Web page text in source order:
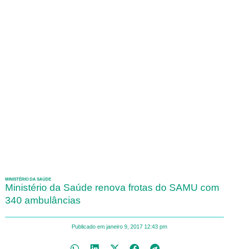
MINISTÉRIO DA SAÚDE
Ministério da Saúde renova frotas do SAMU com
340 ambulâncias
Publicado em janeiro 9, 2017 12:43 pm